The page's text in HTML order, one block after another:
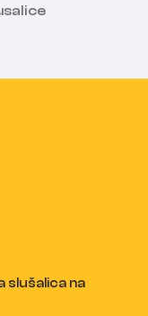
slušalica na